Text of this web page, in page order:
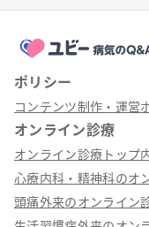
ポリシー
コンテンツ制作・運営
オンライン診療
オンライン診療トップ
心療内科・精神科のオ
頭痛外来のオンライン